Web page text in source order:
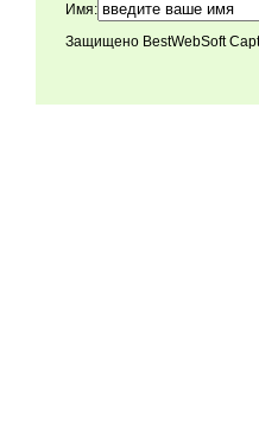
Имя:
Защищено BestWebSoft